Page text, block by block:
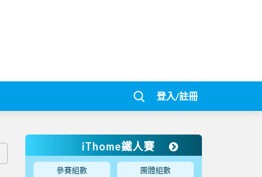
登入/註冊
iThome鐵人賽
參賽組數 團體組數